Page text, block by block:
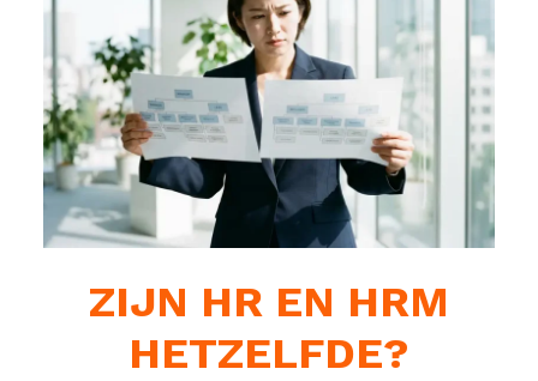
ZIJN HR EN HRM
HETZELFDE?